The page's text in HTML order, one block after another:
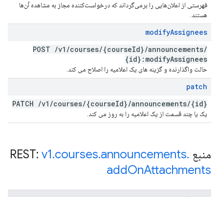
فهرستی از اعلان‌هایی را برمی‌گرداند که درخواست‌کننده مجاز به مشاهده آن‌ها
هستند.
modifyAssignees
POST /v1 /courses/{courseId}/announcements/
{id}:modifyAssignees
حالت واگذارنده و گزینه های یک اعلامیه را اصلاح می کند.
patch
PATCH /v1 /courses/{courseId}/announcements/{id}
یک یا چند قسمت از یک اعلامیه را به روز می کند.
منبع REST: v1.courses.announcements.
addOnAttachments